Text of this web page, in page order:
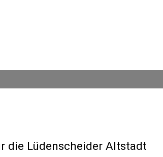
die Lüdenscheider Altstadt